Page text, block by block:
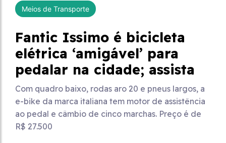
Meios de Transporte
Fantic Issimo é bicicleta
elétrica ‘amigável’ para
pedalar na cidade; assista
Com quadro baixo, rodas aro 20 e pneus largos, a
e-bike da marca italiana tem motor de assistência
ao pedal e câmbio de cinco marchas. Preço é de
R$ 27.500